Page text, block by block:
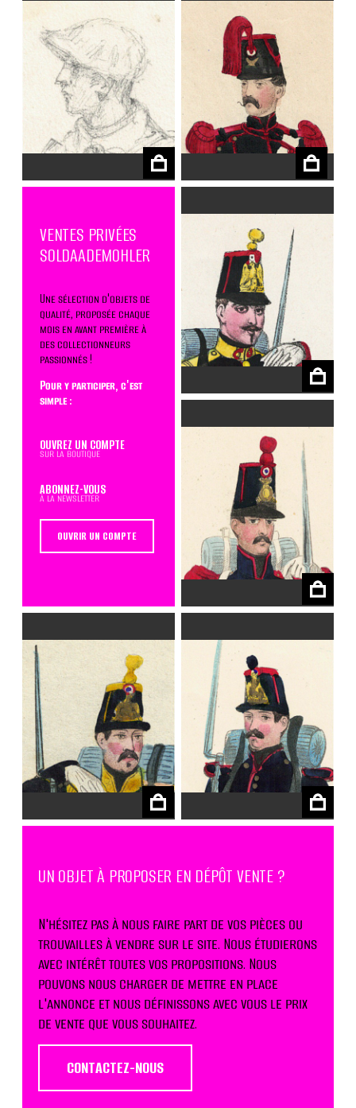
€ €
VENTES PRIVÉES
SOLDAADEMOHLER
Une sélection d'objets de
qualité, proposée chaque
mois en avant première à
des collectionneurs
passionnés !
Pour y participer, c'est
simple :
OUVREZ UN COMPTE
sur la boutique
ABONNEZ-VOUS
à la newsletter
OUVRIR UN COMPTE
€
€
€ €
UN OBJET À PROPOSER EN DÉPÔT VENTE ?
N'hésitez pas à nous faire part de vos pièces ou
trouvailles à vendre sur le site. Nous étudierons
avec intérêt toutes vos propositions. Nous
pouvons nous charger de mettre en place
l'annonce et nous définissons avec vous le prix
de vente que vous souhaitez.
CONTACTEZ-NOUS